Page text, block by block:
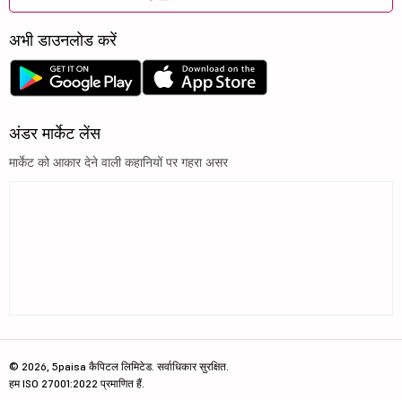
अभी डाउनलोड करें
अंडर मार्केट लेंस
मार्केट को आकार देने वाली कहानियों पर गहरा असर
© 2026, 5paisa कैपिटल लिमिटेड. सर्वाधिकार सुरक्षित.
हम ISO 27001:2022 प्रमाणित हैं.